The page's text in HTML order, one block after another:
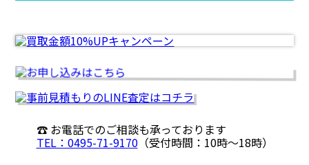
☎ お電話でのご相談も承っております
TEL：0495-71-9170（受付時間：10時〜18時）